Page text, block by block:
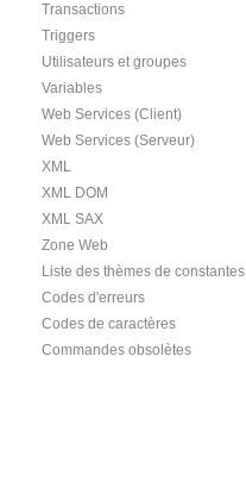
Transactions
Triggers
Utilisateurs et groupes
Variables
Web Services (Client)
Web Services (Serveur)
XML
XML DOM
XML SAX
Zone Web
Liste des thèmes de constantes
Codes d'erreurs
Codes de caractères
Commandes obsolètes